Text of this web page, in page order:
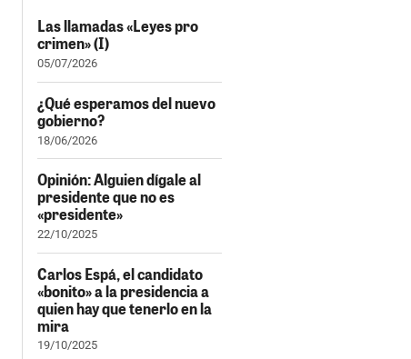
Las llamadas «Leyes pro
crimen» (I)
05/07/2026
¿Qué esperamos del nuevo
gobierno?
18/06/2026
Opinión: Alguien dígale al
presidente que no es
«presidente»
22/10/2025
Carlos Espá, el candidato
«bonito» a la presidencia a
quien hay que tenerlo en la
mira
19/10/2025